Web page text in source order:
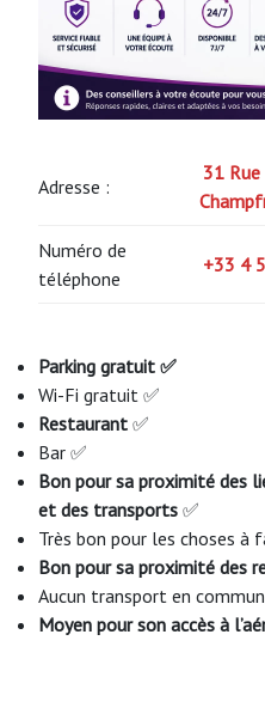
Adresse :
31
Numéro de
téléphone
+33 4
Parking gratuit ✅
Wi-Fi gratuit ✅
Restaurant ✅
Bar ✅
Bon pour sa proximité des
et des transports ✅
Très bon pour les choses à
Bon pour sa proximité des
Aucun transport en
Moyen pour son accès à